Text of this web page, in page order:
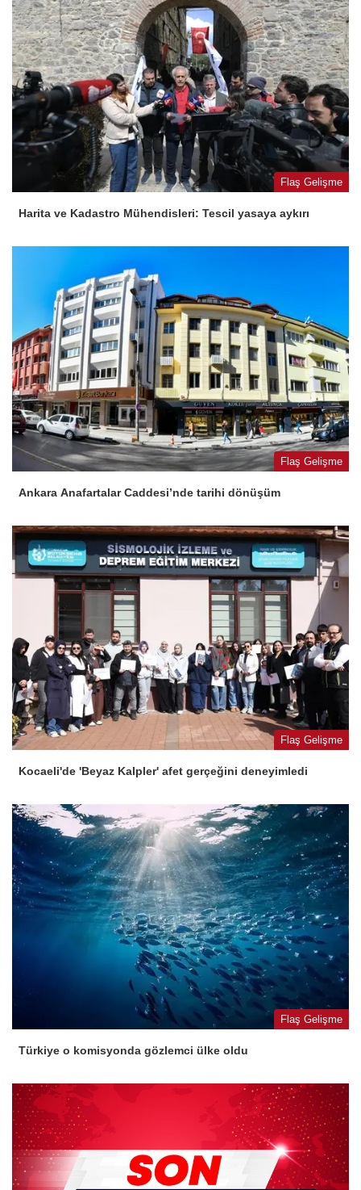
Flaş Gelişme
Harita ve Kadastro Mühendisleri: Tescil yasaya aykırı
Flaş Gelişme
Ankara Anafartalar Caddesi’nde tarihi dönüşüm
Flaş Gelişme
Kocaeli'de 'Beyaz Kalpler' afet gerçeğini deneyimledi
Flaş Gelişme
Türkiye o komisyonda gözlemci ülke oldu